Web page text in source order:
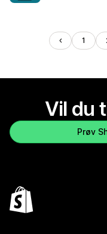
1
Vil du
Prøv